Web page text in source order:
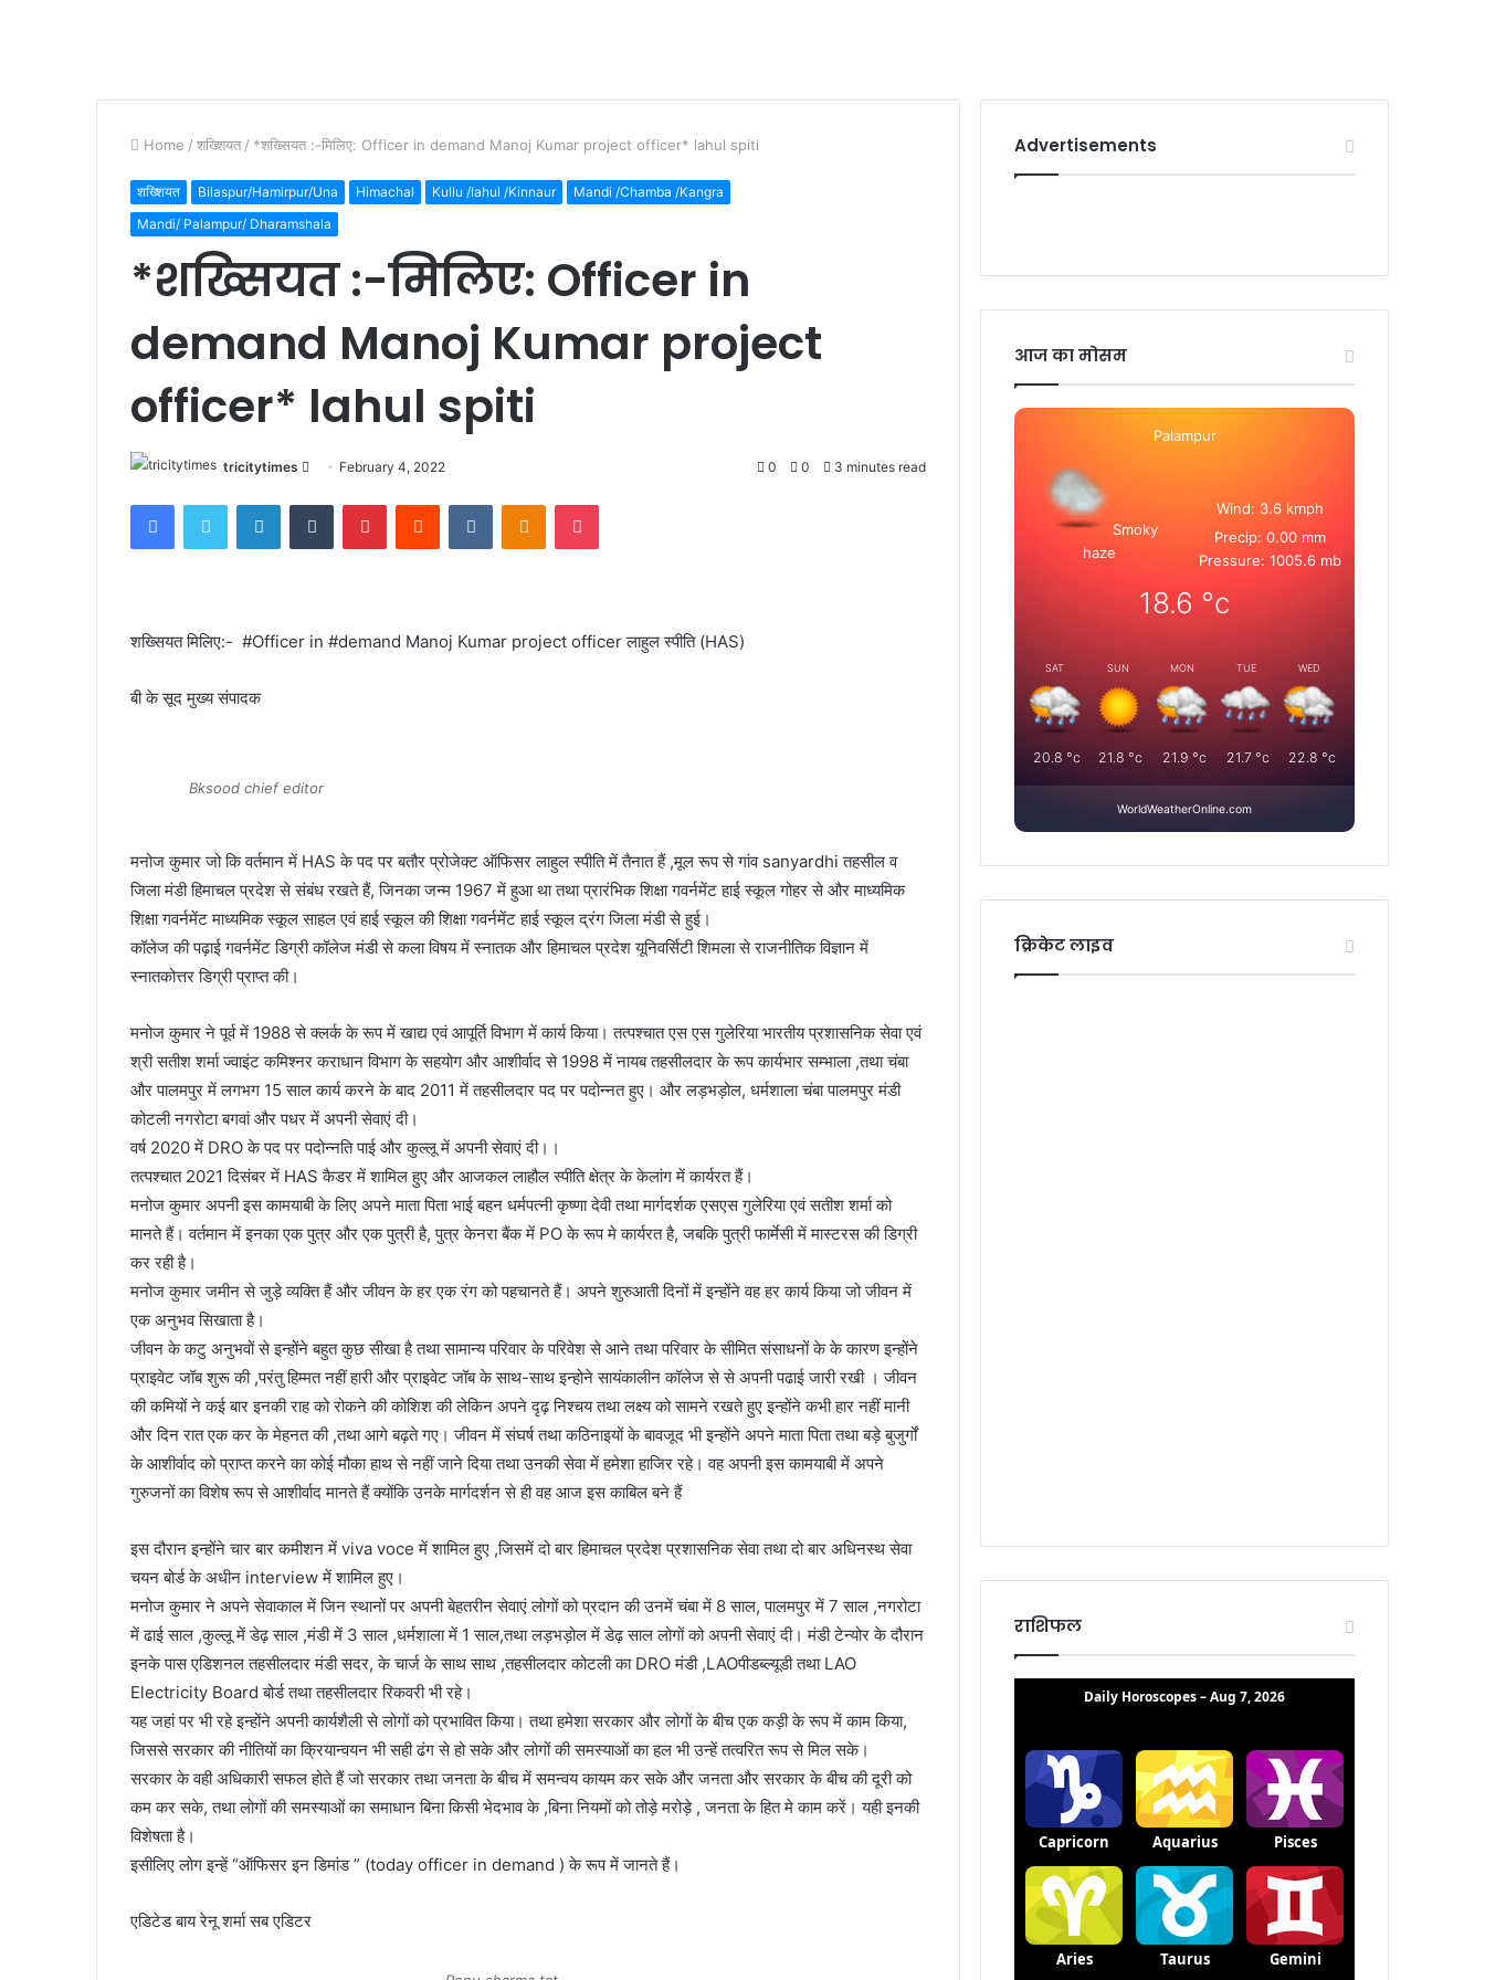
Home / शख्शियत / *शख्सियत :-मिलिए: Officer in demand Manoj Kumar project officer* lahul spiti
शख्शियत Bilaspur/Hamirpur/Una Himachal Kullu /lahul /Kinnaur
Mandi /Chamba /Kangra
Mandi/ Palampur/ Dharamshala
*शख्सियत :-मिलिए: Officer in
demand Manoj Kumar project
officer* lahul spiti
tricitytimes
Send
email
February 4, 2022 0 0 3 minutes read
FacebookTwitter LinkedInTumblr PinterestReddit VKontakteOdnoklassniki
Pocket
शख्सियत मिलिए:- #Officer in #demand Manoj Kumar project officer लाहुल स्पीति (HAS)
बी के सूद मुख्य संपादक
Bksood chief editor
मनोज कुमार जो कि वर्तमान में HAS के पद पर बतौर प्रोजेक्ट ऑफिसर लाहुल स्पीति में तैनात हैं ,मूल रूप से गांव sanyardhi तहसील व
जिला मंडी हिमाचल प्रदेश से संबंध रखते हैं, जिनका जन्म 1967 में हुआ था तथा प्रारंभिक शिक्षा गवर्नमेंट हाई स्कूल गोहर से और माध्यमिक
शिक्षा गवर्नमेंट माध्यमिक स्कूल साहल एवं हाई स्कूल की शिक्षा गवर्नमेंट हाई स्कूल द्रंग जिला मंडी से हुई।
कॉलेज की पढ़ाई गवर्नमेंट डिग्री कॉलेज मंडी से कला विषय में स्नातक और हिमाचल प्रदेश यूनिवर्सिटी शिमला से राजनीतिक विज्ञान में
स्नातकोत्तर डिग्री प्राप्त की।
मनोज कुमार ने पूर्व में 1988 से क्लर्क के रूप में खाद्य एवं आपूर्ति विभाग में कार्य किया। तत्पश्चात एस एस गुलेरिया भारतीय प्रशासनिक सेवा एवं
श्री सतीश शर्मा ज्वाइंट कमिश्नर कराधान विभाग के सहयोग और आशीर्वाद से 1998 में नायब तहसीलदार के रूप कार्यभार सम्भाला ,तथा चंबा
और पालमपुर में लगभग 15 साल कार्य करने के बाद 2011 में तहसीलदार पद पर पदोन्नत हुए। और लड़भड़ोल, धर्मशाला चंबा पालमपुर मंडी
कोटली नगरोटा बगवां और पधर में अपनी सेवाएं दी।
वर्ष 2020 में DRO के पद पर पदोन्नति पाई और कुल्लू में अपनी सेवाएं दी।।
तत्पश्चात 2021 दिसंबर में HAS कैडर में शामिल हुए और आजकल लाहौल स्पीति क्षेत्र के केलांग में कार्यरत हैं।
मनोज कुमार अपनी इस कामयाबी के लिए अपने माता पिता भाई बहन धर्मपत्नी कृष्णा देवी तथा मार्गदर्शक एसएस गुलेरिया एवं सतीश शर्मा को
मानते हैं। वर्तमान में इनका एक पुत्र और एक पुत्री है, पुत्र केनरा बैंक में PO के रूप मे कार्यरत है, जबकि पुत्री फार्मेसी में मास्टरस की डिग्री
कर रही है।
मनोज कुमार जमीन से जुड़े व्यक्ति हैं और जीवन के हर एक रंग को पहचानते हैं। अपने शुरुआती दिनों में इन्होंने वह हर कार्य किया जो जीवन में
एक अनुभव सिखाता है।
जीवन के कटु अनुभवों से इन्होंने बहुत कुछ सीखा है तथा सामान्य परिवार के परिवेश से आने तथा परिवार के सीमित संसाधनों के के कारण इन्होंने
प्राइवेट जॉब शुरू की ,परंतु हिम्मत नहीं हारी और प्राइवेट जॉब के साथ-साथ इन्होने सायंकालीन कॉलेज से से अपनी पढाई जारी रखी । जीवन
की कमियों ने कई बार इनकी राह को रोकने की कोशिश की लेकिन अपने दृढ़ निश्चय तथा लक्ष्य को सामने रखते हुए इन्होंने कभी हार नहीं मानी
और दिन रात एक कर के मेहनत की ,तथा आगे बढ़ते गए। जीवन में संघर्ष तथा कठिनाइयों के बावजूद भी इन्होंने अपने माता पिता तथा बड़े बुजुर्गों
के आशीर्वाद को प्राप्त करने का कोई मौका हाथ से नहीं जाने दिया तथा उनकी सेवा में हमेशा हाजिर रहे। वह अपनी इस कामयाबी में अपने
गुरुजनों का विशेष रूप से आशीर्वाद मानते हैं क्योंकि उनके मार्गदर्शन से ही वह आज इस काबिल बने हैं
इस दौरान इन्होंने चार बार कमीशन में viva voce में शामिल हुए ,जिसमें दो बार हिमाचल प्रदेश प्रशासनिक सेवा तथा दो बार अधिनस्थ सेवा
चयन बोर्ड के अधीन interview में शामिल हुए।
मनोज कुमार ने अपने सेवाकाल में जिन स्थानों पर अपनी बेहतरीन सेवाएं लोगों को प्रदान की उनमें चंबा में 8 साल, पालमपुर में 7 साल ,नगरोटा
में ढाई साल ,कुल्लू में डेढ़ साल ,मंडी में 3 साल ,धर्मशाला में 1 साल,तथा लड़भड़ोल में डेढ़ साल लोगों को अपनी सेवाएं दी। मंडी टेन्योर के दौरान
इनके पास एडिशनल तहसीलदार मंडी सदर, के चार्ज के साथ साथ ,तहसीलदार कोटली का DRO मंडी ,LAOपीडब्ल्यूडी तथा LAO
Electricity Board बोर्ड तथा तहसीलदार रिकवरी भी रहे।
यह जहां पर भी रहे इन्होंने अपनी कार्यशैली से लोगों को प्रभावित किया। तथा हमेशा सरकार और लोगों के बीच एक कड़ी के रूप में काम किया,
जिससे सरकार की नीतियों का क्रियान्वयन भी सही ढंग से हो सके और लोगों की समस्याओं का हल भी उन्हें तत्वरित रूप से मिल सके।
सरकार के वही अधिकारी सफल होते हैं जो सरकार तथा जनता के बीच में समन्वय कायम कर सके और जनता और सरकार के बीच की दूरी को
कम कर सके, तथा लोगों की समस्याओं का समाधान बिना किसी भेदभाव के ,बिना नियमों को तोड़े मरोड़े , जनता के हित मे काम करें। यही इनकी
विशेषता है।
इसीलिए लोग इन्हें “ऑफिसर इन डिमांड ” (today officer in demand ) के रूप में जानते हैं।
एडिटेड बाय रेनू शर्मा सब एडिटर
Advertisements
आज का मोसम
Palampur
Smoky
haze
Wind: 3.6 kmph
Precip: 0.00 mm
Pressure: 1005.6 mb
18.6 °c
SAT
20.8 °c
SUN
21.8 °c
MON
21.9 °c
TUE
21.7 °c
WED
22.8 °c
WorldWeatherOnline.com
क्रिकेट लाइव
राशिफल